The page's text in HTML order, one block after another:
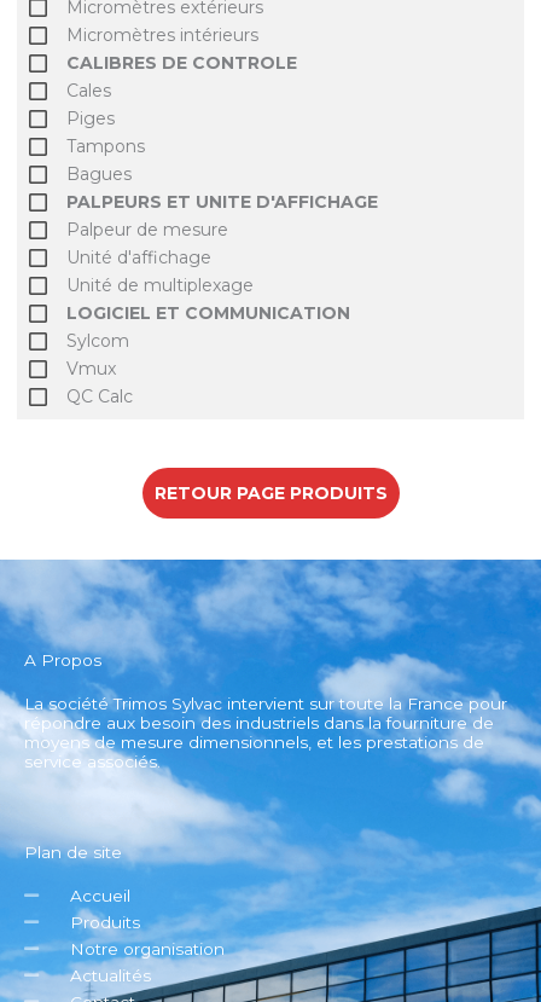
Micromètres extérieurs
Micromètres intérieurs
CALIBRES DE CONTROLE
Cales
Piges
Tampons
Bagues
PALPEURS ET UNITE D'AFFICHAGE
Palpeur de mesure
Unité d'affichage
Unité de multiplexage
LOGICIEL ET COMMUNICATION
Sylcom
Vmux
QC Calc
RETOUR PAGE PRODUITS
A Propos
La société Trimos Sylvac intervient sur toute la France pour
répondre aux besoin des industriels dans la fourniture de
moyens de mesure dimensionnels, et les prestations de
service associés.
Plan de site
Accueil
Produits
Notre organisation
Actualités